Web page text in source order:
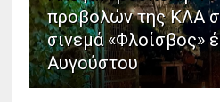
προβολών της ΚΛΑ
σινεμά «Φλοίσβος»
Αυγούστου